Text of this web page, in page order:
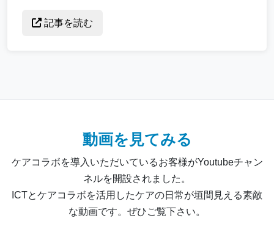
記事を読む
動画を見てみる
ケアコラボを導入いただいているお客様がYoutubeチャン
ネルを開設されました。
ICTとケアコラボを活用したケアの日常が垣間見える素敵
な動画です。ぜひご覧下さい。